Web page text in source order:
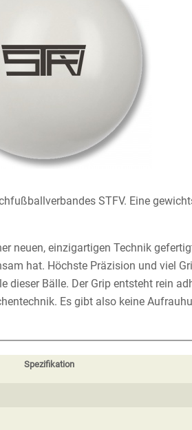
STFV. Eine
neuen, einzigartigen Technik
hat. Höchste Präzision und viel
dieser Bälle. Der Grip entsteht rein
Es gibt also keine
Spezifikation